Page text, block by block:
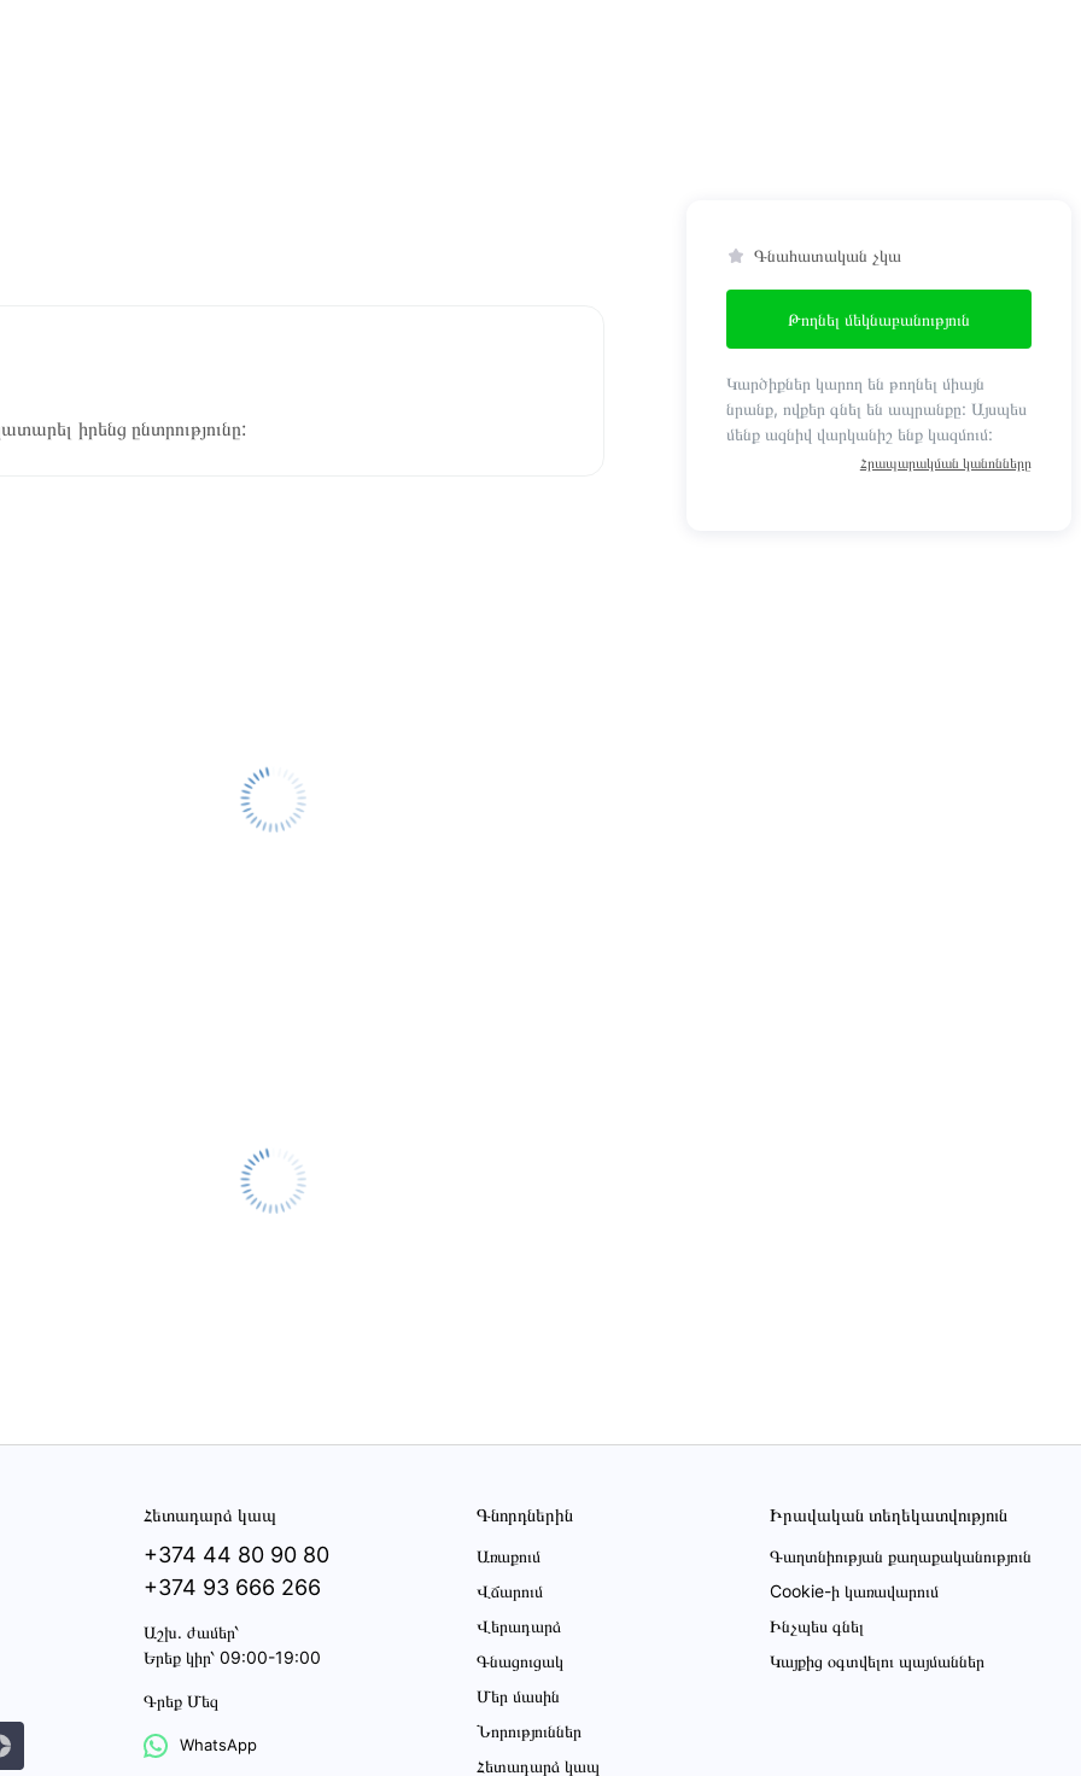
իրենց ընտրությունը:
Գնահատական չկա
Թողնել մեկնաբանություն
Կարծիքներ կարող են թողնել միայն
նրանք, ովքեր գնել են ապրանքը: Այսպես
մենք ազնիվ վարկանիշ ենք կազմում:
Հրապարակման կանոնները
Հետադարձ կապ
+374 44 80 90 80
+374 93 666 266
Աշխ․ ժամեր՝
Երեք կիր՝ 09:00-19:00
Գրեք Մեզ
WhatsApp
Գնորդներին
Առաքում
Վճարում
Վերադարձ
Գնացուցակ
Մեր մասին
Նորություններ
Հետադարձ կապ
Իրավական տեղեկատվություն
Գաղտնիության քաղաքականություն
Cookie-ի կառավարում
Ինչպես գնել
Կայքից օգտվելու պայմաններ